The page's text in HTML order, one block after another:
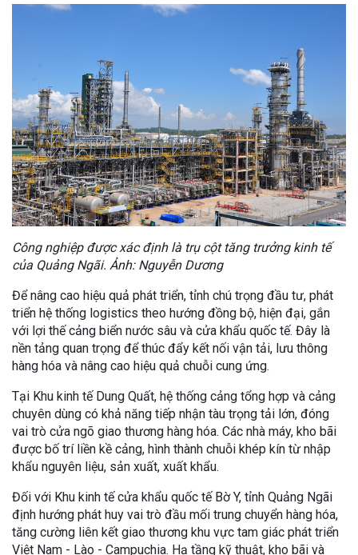
Công nghiệp được xác định là trụ cột tăng trưởng kinh tế
của Quảng Ngãi. Ảnh: Nguyễn Dương
Để nâng cao hiệu quả phát triển, tỉnh chú trọng đầu tư, phát
triển hệ thống logistics theo hướng đồng bộ, hiện đại, gắn
với lợi thế cảng biển nước sâu và cửa khẩu quốc tế. Đây là
nền tảng quan trọng để thúc đẩy kết nối vận tải, lưu thông
hàng hóa và nâng cao hiệu quả chuỗi cung ứng.
Tại Khu kinh tế Dung Quất, hệ thống cảng tổng hợp và cảng
chuyên dùng có khả năng tiếp nhận tàu trọng tải lớn, đóng
vai trò cửa ngõ giao thương hàng hóa. Các nhà máy, kho bãi
được bố trí liền kề cảng, hình thành chuỗi khép kín từ nhập
khẩu nguyên liệu, sản xuất, xuất khẩu.
Đối với Khu kinh tế cửa khẩu quốc tế Bờ Y, tỉnh Quảng Ngãi
định hướng phát huy vai trò đầu mối trung chuyển hàng hóa,
tăng cường liên kết giao thương khu vực tam giác phát triển
Việt Nam - Lào - Campuchia. Hạ tầng kỹ thuật, kho bãi và